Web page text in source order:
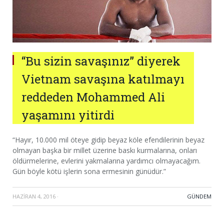
“Bu sizin savaşınız” diyerek
Vietnam savaşına katılmayı
reddeden Mohammed Ali
yaşamını yitirdi
“Hayır, 10.000 mil öteye gidip beyaz köle efendilerinin beyaz
olmayan başka bir millet üzerine baskı kurmalarına, onları
öldürmelerine, evlerini yakmalarına yardımcı olmayacağım.
Gün böyle kötü işlerin sona ermesinin günüdür.”
HAZIRAN 4, 2016 · GÜNDEM